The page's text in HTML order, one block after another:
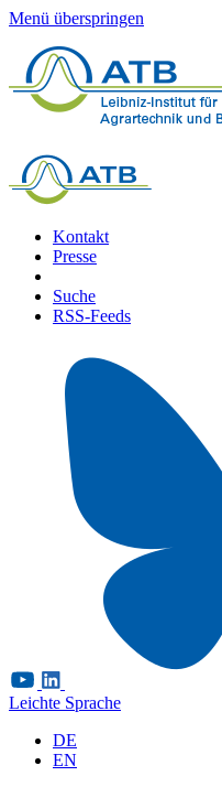
Menü überspringen
Kontakt
Presse
Suche
RSS-Feeds
Leichte Sprache
DE
EN